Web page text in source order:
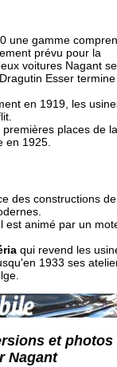
une gamme
prévu pour la
voitures Nagant
Esser
en 1919, les
places de la
en 1925.
des constructions
est animé par un
qui revend les
1933 ses
et photos
Nagant